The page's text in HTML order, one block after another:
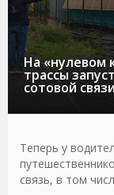
На «нулевом
трассы
сотовой связи
Теперь у
связь, в том